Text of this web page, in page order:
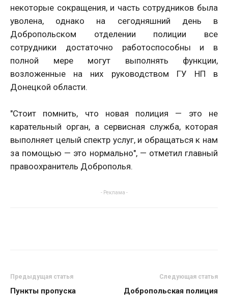
некоторые сокращения, и часть сотрудников была
уволена, однако на сегодняшний день в
Добропольском отделении полиции все
сотрудники достаточно работоспособны и в
полной мере могут выполнять функции,
возложенные на них руководством ГУ НП в
Донецкой области.
"Стоит помнить, что новая полиция — это не
карательный орган, а сервисная служба, которая
выполняет целый спектр услуг, и обращаться к нам
за помощью — это нормально", — отметил главный
правоохранитель Доброполья.
- Реклама -
Предыдущая статья
Пункты пропуска
Следующая статья
Добропольская полиция